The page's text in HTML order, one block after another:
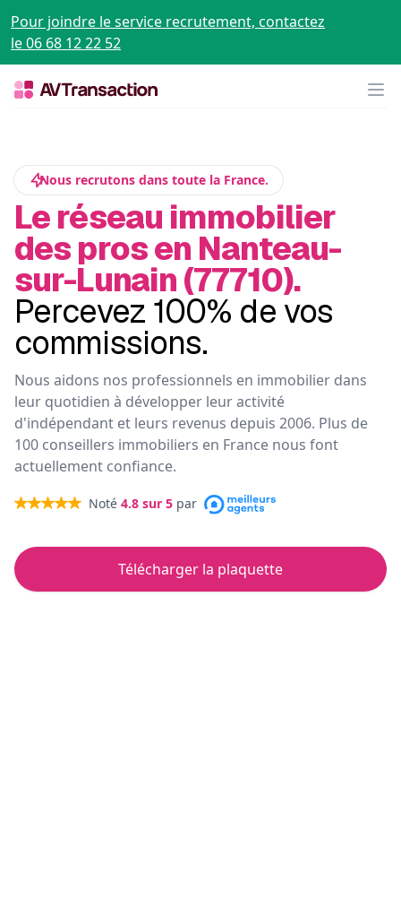
Pour joindre le service recrutement, contactez
le 06 68 12 22 52
Nous recrutons dans toute la France.
Le réseau immobilier
des pros en Nanteau-
sur-Lunain (77710).
Percevez 100% de vos
commissions.
Nous aidons nos professionnels en immobilier dans
leur quotidien à développer leur activité
d'indépendant et leurs revenus depuis 2006. Plus de
100 conseillers immobiliers en France nous font
actuellement confiance.
Noté 4.8 sur 5 par
Télécharger la plaquette